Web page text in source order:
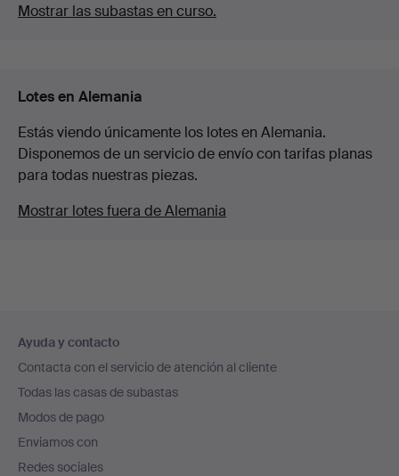
Mostrar las subastas en curso.
Lotes en Alemania
Estás viendo únicamente los lotes en Alemania.
Disponemos de un servicio de envío con tarifas planas
para todas nuestras piezas.
Mostrar lotes fuera de Alemania
en
el
pie
de
página
Ayuda y contacto
Contacta con el servicio de atención al cliente
Todas las casas de subastas
Modos de pago
Enviamos con
Redes sociales